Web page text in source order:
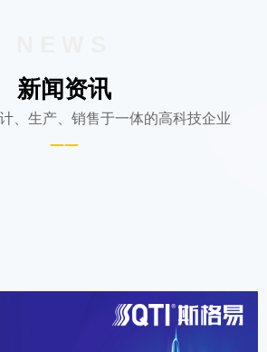
新闻资讯
、生产、销售于一体的高科技企业
——